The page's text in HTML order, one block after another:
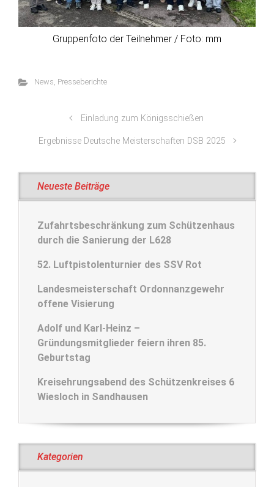
Gruppenfoto der Teilnehmer / Foto: mm
News Presseberichte
Einladung zum Königsschießen
Ergebnisse Deutsche Meisterschaften DSB 2025
Neueste Beiträge
Zufahrtsbeschränkung zum Schützenhaus
durch die Sanierung der L628
52. Luftpistolenturnier des SSV Rot
Landesmeisterschaft Ordonnanzgewehr
offene Visierung
Adolf und Karl-Heinz –
Gründungsmitglieder feiern ihren 85.
Geburtstag
Kreisehrungsabend des Schützenkreises 6
Wiesloch in Sandhausen
Kategorien